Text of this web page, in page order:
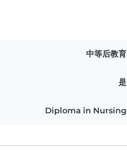
中等后教育
是
Diploma in Nursing